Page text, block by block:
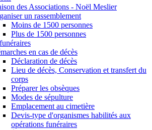
des Associations - Noël Meslier
un rassemblement
Moins de 1500 personnes
Plus de 1500 personnes
en cas de décès
Déclaration de décès
Lieu de décès, Conservation et transfert du
corps
Préparer les obsèques
Modes de sépulture
Emplacement au cimetière
Devis-type d'organismes habilités aux
opérations funéraires